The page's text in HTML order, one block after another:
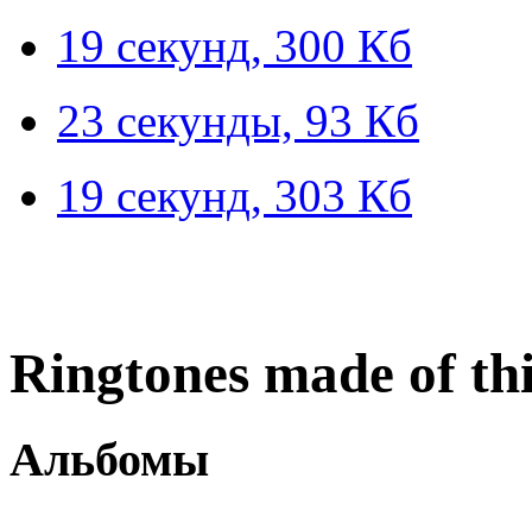
19 секунд, 300 Кб
23 секунды, 93 Кб
19 секунд, 303 Кб
Ringtones made of
Альбомы